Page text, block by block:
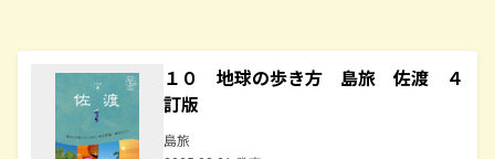
１０ 地球の歩き方 島旅 佐渡 ４
訂版
島旅